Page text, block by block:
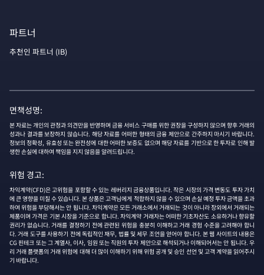
파트너
추천인 파트너 (IB)
면책성명:
본 자료는 개인의 관정과 의견만을 반영하며 금융 서비스 구매를 위한 권장을 구성하지 않으며 향후 거래의
성과나 결과를 보장하지 않습니다. 해당 자료를 어떠한 형태의 금융 제안으로 간주하지 마시기 바랍니다.
정보의 정확성, 유효성 또는 완전성에 대한 어떠한 보증도 없으며 해당 자료를 기반으로 한 투자로 인해 발
생한 손실에 대하여 책임을 지지 않음을 알려드립니다.
위험 경고:
차익계약(CFD)은 고위험을 포함할 수 있는 레버리지 금융상품입니다. 작은 시장의 가격 변동도 투자 가치
에 큰 영향을 미칠 수 있습니다. 본 상품은 고객님에게 적합하지 않을 수 있으며 손실 예정 투자 금액을 초과
하여 위험을 부담해서는 안 됩니다. 차익계약은 모든 거래소에서 거래되는 것이 아니라 장외에서 거래되는
제품이며 가격은 기본 시장을 기준으로 합니다. 차익계약 거래자는 어떠한 기초자산도 소유하거나 향유할
권리가 없습니다. 거래를 결정하기 전에 관련된 위험을 충분히 이해하고 거래 경험 수준을 고려해야 합니
다. 거래 도구를 사용하기 전에 독립적인 재무, 법률 및 세무 조언을 얻어야 합니다. 본 웹 사이트의 내용은
CG 핀테크 또는 그 계열사, 이사, 임원 또는 직원의 투자 제안으로 해석되거나 이해되어서는 안 됩니다. 우
리 거래 플랫폼의 거래 위험에 대해 더 많이 이해하기 위해 위험 공개 및 승인 선언 및 고객 계약을 읽어주시
기 바랍니다.